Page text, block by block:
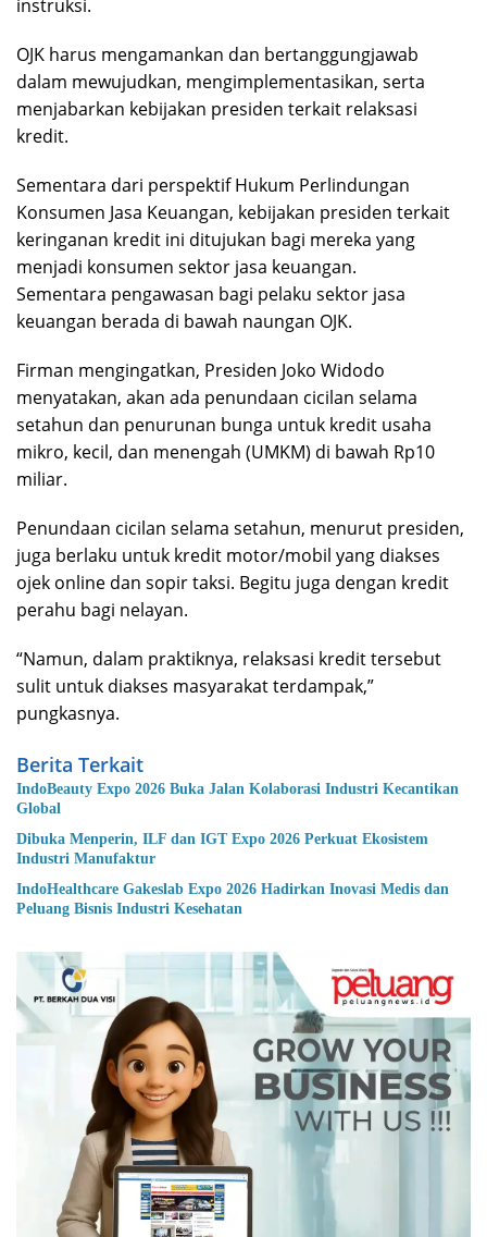
instruksi.
OJK harus mengamankan dan bertanggungjawab
dalam mewujudkan, mengimplementasikan, serta
menjabarkan kebijakan presiden terkait relaksasi
kredit.
Sementara dari perspektif Hukum Perlindungan
Konsumen Jasa Keuangan, kebijakan presiden terkait
keringanan kredit ini ditujukan bagi mereka yang
menjadi konsumen sektor jasa keuangan.
Sementara pengawasan bagi pelaku sektor jasa
keuangan berada di bawah naungan OJK.
Firman mengingatkan, Presiden Joko Widodo
menyatakan, akan ada penundaan cicilan selama
setahun dan penurunan bunga untuk kredit usaha
mikro, kecil, dan menengah (UMKM) di bawah Rp10
miliar.
Penundaan cicilan selama setahun, menurut presiden,
juga berlaku untuk kredit motor/mobil yang diakses
ojek online dan sopir taksi. Begitu juga dengan kredit
perahu bagi nelayan.
“Namun, dalam praktiknya, relaksasi kredit tersebut
sulit untuk diakses masyarakat terdampak,”
pungkasnya.
Berita Terkait
IndoBeauty Expo 2026 Buka Jalan Kolaborasi Industri Kecantikan
Global
Dibuka Menperin, ILF dan IGT Expo 2026 Perkuat Ekosistem
Industri Manufaktur
IndoHealthcare Gakeslab Expo 2026 Hadirkan Inovasi Medis dan
Peluang Bisnis Industri Kesehatan